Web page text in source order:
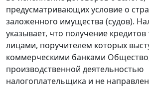
предусматривающих условие о
заложенного имущества (судов).
указывает, что получение
лицами, поручителем которых
коммерческими банками
производственной деятельностью
налогоплательщика и не